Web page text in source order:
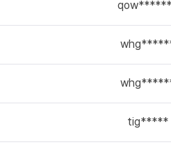
tig*****